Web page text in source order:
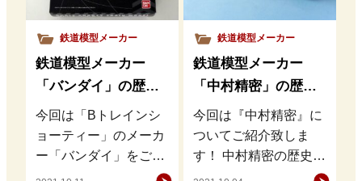
鉄道模型メーカー
鉄道模型メーカー
「バンダイ」の歴
史・特徴・魅力を徹
底解説
今回は「Bトレインシ
ョーティー」のメーカ
ー「バンダイ」をご紹
介致します！ バンダイ
鉄道模型メーカー
鉄道模型メーカー
「中村精密」の歴
史・特徴・魅力を徹
底解説
今回は『中村精密』に
ついてご紹介致しま
す！ 中村精密の歴史
中村精密（ナカセイ）